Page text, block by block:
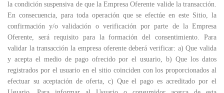
la condición suspensiva de que la Empresa Oferente valide la transacción.
En consecuencia, para toda operación que se efectúe en este Sitio, la
confirmación y/o validación o verificación por parte de la Empresa
Oferente, será requisito para la formación del consentimiento. Para
validar la transacción la empresa oferente deberá verificar: a) Que valida
y acepta el medio de pago ofrecido por el usuario, b) Que los datos
registrados por el usuario en el sitio coinciden con los proporcionados al
efectuar su aceptación de oferta, c) Que el pago es acreditado por el